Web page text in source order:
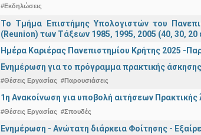
#Εκδηλώσεις
Το Τμήμα Επιστήμης Υπολογιστών του
(Reunion) των Τάξεων 1985, 1995, 2005 (40, 30, 20
Ημέρα Καριέρας Πανεπιστημίου Κρήτης 2025 -
Ενημέρωση για το πρόγραμμα πρακτικής
#Θέσεις Εργασίας #Παρουσιάσεις
1η Ανακοίνωση για υποβολή αιτήσεων
#Θέσεις Εργασίας #Σπουδές
Ενημέρωση - Ανώτατη διάρκεια Φοίτησης -